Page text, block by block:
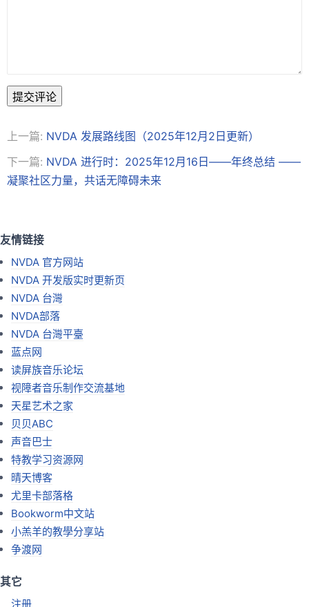
提交评论
上一篇: NVDA 发展路线图（2025年12月2日更新）
下一篇: NVDA 进行时：2025年12月16日——年终总结 ——
凝聚社区力量，共话无障碍未来
友情链接
NVDA 官方网站
NVDA 开发版实时更新页
NVDA 台灣
NVDA部落
NVDA 台灣平臺
蓝点网
读屏族音乐论坛
视障者音乐制作交流基地
天星艺术之家
贝贝ABC
声音巴士
特教学习资源网
晴天博客
尤里卡部落格
Bookworm中文站
小羔羊的教學分享站
争渡网
其它
注册